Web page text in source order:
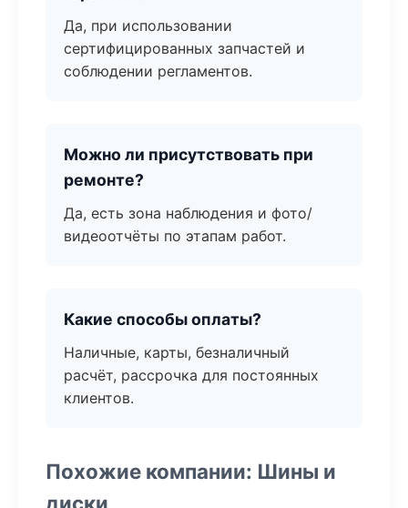
Да, при использовании
сертифицированных запчастей и
соблюдении регламентов.
Можно ли присутствовать при
ремонте?
Да, есть зона наблюдения и фото/
видеоотчёты по этапам работ.
Какие способы оплаты?
Наличные, карты, безналичный
расчёт, рассрочка для постоянных
клиентов.
Похожие компании: Шины и
диски